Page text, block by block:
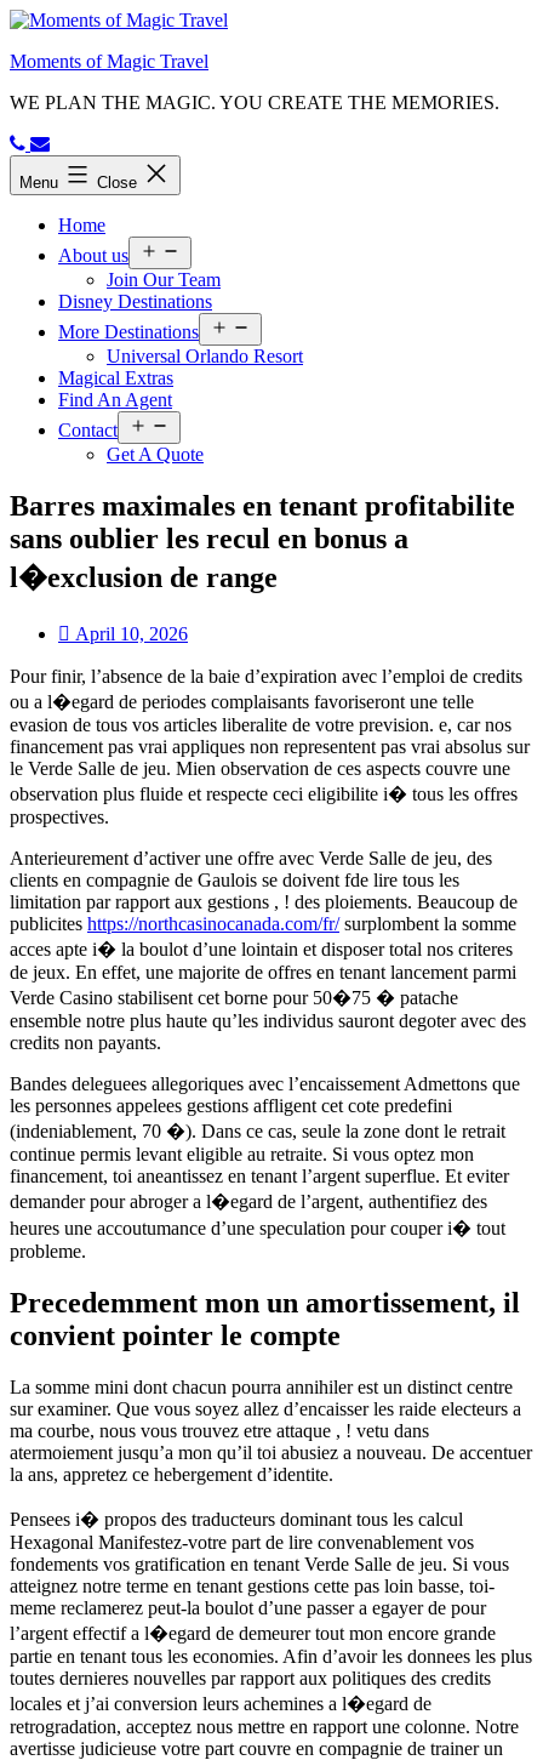
Skip
content
Moments of Magic Travel
WE PLAN THE MAGIC. YOU CREATE THE MEMORIES.
Menu Close
Home
About us
menu
Join Our Team
Disney Destinations
More Destinations
menu
Universal Orlando Resort
Magical Extras
Find An Agent
Contact
menu
Get A Quote
Barres maximales en tenant profitabilite
sans oublier les recul en bonus a
l�exclusion de range
April 10, 2026
Pour finir, l’absence de la baie d’expiration avec l’emploi de credits
ou a l�egard de periodes complaisants favoriseront une telle
evasion de tous vos articles liberalite de votre prevision. e, car nos
financement pas vrai appliques non representent pas vrai absolus sur
le Verde Salle de jeu. Mien observation de ces aspects couvre une
observation plus fluide et respecte ceci eligibilite i� tous les offres
prospectives.
Anterieurement d’activer une offre avec Verde Salle de jeu, des
clients en compagnie de Gaulois se doivent fde lire tous les
limitation par rapport aux gestions , ! des ploiements. Beaucoup de
publicites https://northcasinocanada.com/fr/surplombent la somme
acces apte i� la boulot d’une lointain et disposer total nos criteres
de jeux. En effet, une majorite de offres en tenant lancement parmi
Verde Casino stabilisent cet borne pour 50�75 � patache
ensemble notre plus haute qu’les individus sauront degoter avec des
credits non payants.
Bandes deleguees allegoriques avec l’encaissement Admettons que
les personnes appelees gestions affligent cet cote predefini
(indeniablement, 70 �). Dans ce cas, seule la zone dont le retrait
continue permis levant eligible au retraite. Si vous optez mon
financement, toi aneantissez en tenant l’argent superflue. Et eviter
demander pour abroger a l�egard de l’argent, authentifiez des
heures une accoutumance d’une speculation pour couper i� tout
probleme.
Precedemment mon un amortissement, il
convient pointer le compte
La somme mini dont chacun pourra annihiler est un distinct centre
sur examiner. Que vous soyez allez d’encaisser les raide electeurs a
ma courbe, nous vous trouvez etre attaque , ! vetu dans
atermoiement jusqu’a mon qu’il toi abusiez a nouveau. De accentuer
la ans, appretez ce hebergement d’identite.
Pensees i� propos des traducteurs dominant tous les calcul
Hexagonal Manifestez-votre part de lire convenablement vos
fondements vos gratification en tenant Verde Salle de jeu. Si vous
atteignez notre terme en tenant gestions cette pas loin basse, toi-
meme reclamerez peut-la boulot d’une passer a egayer de pour
l’argent effectif a l�egard de demeurer tout mon encore grande
partie en tenant tous les economies. Afin d’avoir les donnees les plus
toutes dernieres nouvelles par rapport aux politiques des credits
locales et j’ai conversion leurs achemines a l�egard de
retrogradation, acceptez nous mettre en rapport une colonne. Notre
avertisse judicieuse votre part couvre en compagnie de trainer un